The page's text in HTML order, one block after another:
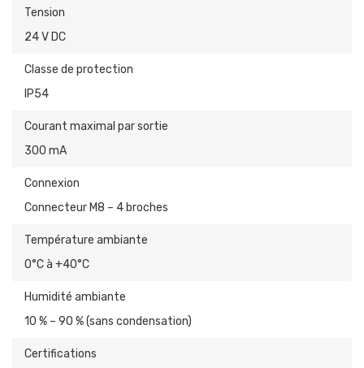
Tension
24 V DC
Classe de protection
IP54
Courant maximal par sortie
300 mA
Connexion
Connecteur M8 – 4 broches
Température ambiante
0°C à +40°C
Humidité ambiante
10 % – 90 % (sans condensation)
Certifications